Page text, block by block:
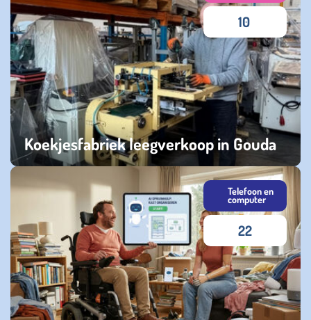
Koekjesfabriek leegverkoop in Gouda
donderdag 07 mei 2026
10
Telefoon en
computer
22